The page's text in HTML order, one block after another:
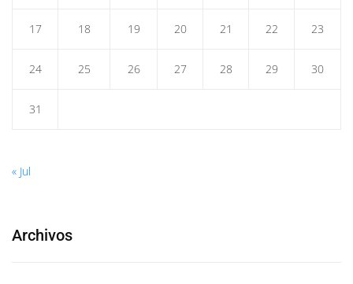
17 18 19 20 21 22 23
24 25 26 27 28 29 30
31
« Jul
Archivos